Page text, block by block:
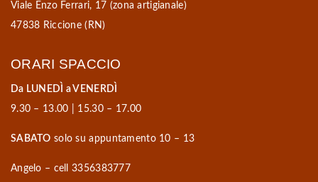
Viale Enzo Ferrari, 17 (zona artigianale)
47838 Riccione (RN)
ORARI SPACCIO
Da LUNEDÌ a VENERDÌ
9.30 – 13.00 | 15.30 – 17.00
SABATO solo su appuntamento 10 – 13
Angelo – cell 3356383777